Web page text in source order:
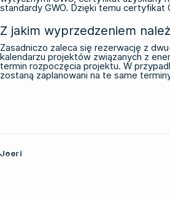
standardy GWO. Dzięki temu certyfikat
Z jakim wyprzedzeniem
Zasadniczo zaleca się rezerwację z
kalendarzu projektów związanych z
termin rozpoczęcia projektu. W
zostaną zaplanowani na te same
Joeri